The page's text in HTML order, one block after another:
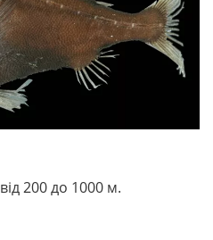
від 200 до 1000 м.